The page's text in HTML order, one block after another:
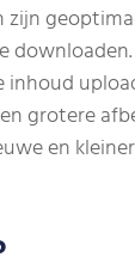
grotere
en